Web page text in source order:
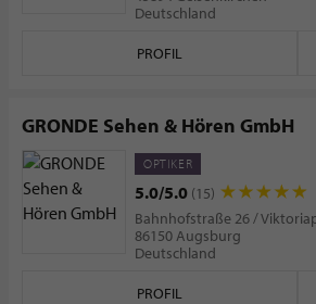
Deutschland
PROFIL
GRONDE Sehen & Hören GmbH
OPTIKER
5.0/5.0 (15)
Bahnhofstraße 26 /
86150 Augsburg
Deutschland
PROFIL